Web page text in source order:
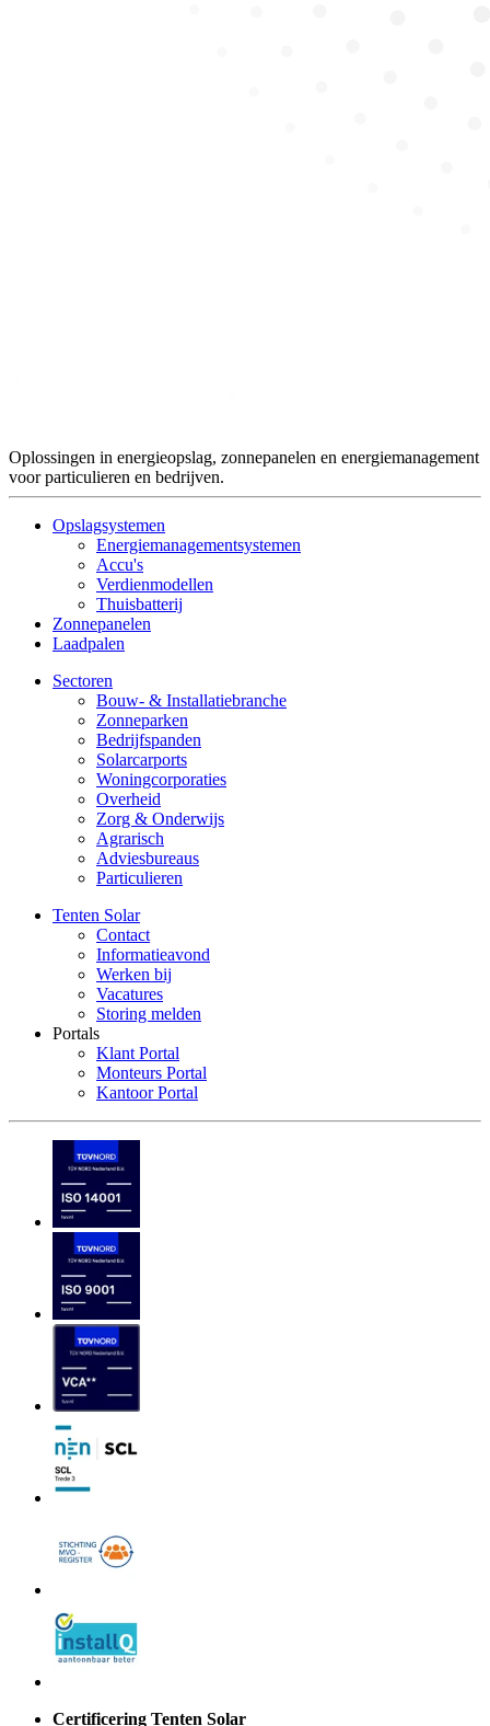
Oplossingen in energieopslag, zonnepanelen en energiemanagement
voor particulieren en bedrijven.
Opslagsystemen
Energiemanagementsystemen
Accu's
Verdienmodellen
Thuisbatterij
Zonnepanelen
Laadpalen
Sectoren
Bouw- & Installatiebranche
Zonneparken
Bedrijfspanden
Solarcarports
Woningcorporaties
Overheid
Zorg & Onderwijs
Agrarisch
Adviesbureaus
Particulieren
Tenten Solar
Contact
Informatieavond
Werken bij
Vacatures
Storing melden
Portals
Klant Portal
Monteurs Portal
Kantoor Portal
Certificering Tenten Solar